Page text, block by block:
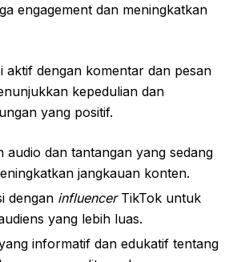
engagement dan meningkatkan
aktif dengan komentar dan pesan
kepedulian dan
yang positif.
audio dan tantangan yang sedang
jangkauan konten.
dengan influencerTikTok untuk
yang lebih luas.
informatif dan edukatif tentang